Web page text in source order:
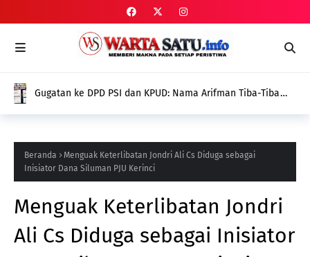
Gugatan ke DPD PSI dan KPUD: Nama Arifman Tiba-Tiba
Beranda
Menguak Keterlibatan Jondri Ali Cs Diduga sebagai
Inisiator Dana Siluman PJU Kerinci
Menguak Keterlibatan Jondri
Ali Cs Diduga sebagai Inisiator